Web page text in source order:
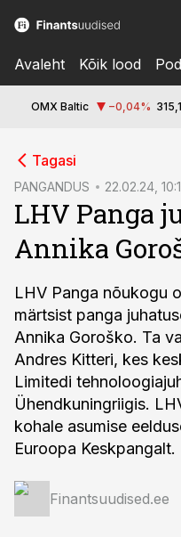
Avaleht Kõik lood
OMX Baltic −0,04%
Tagasi
PANGANDUS 22.02.24,
LHV Panga
Annika
LHV Panga nõukogu
märtsist panga
Annika Goroško. Ta
Andres Kitteri, kes
Limitedi
Ühendkuningriigis.
kohale asumise
Euroopa Keskpangalt.
Finantsuudised.ee